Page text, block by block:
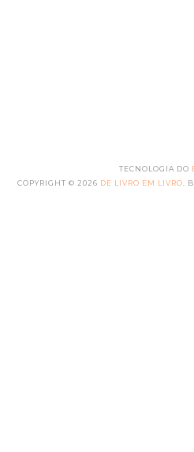
TECNOLOGIA DO
COPYRIGHT © 2026 DE LIVRO EM LIVRO .